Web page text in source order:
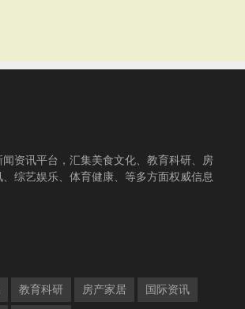
资讯平台，汇集美食文化、教育科研、房
综艺娱乐、体育健康、等多方面权威信息
教育科研 房产家居 国际资讯